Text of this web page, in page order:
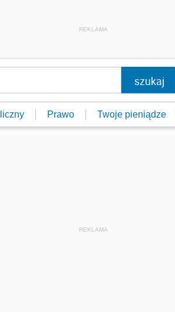
REKLAMA
Prawo Twoje pieniądze